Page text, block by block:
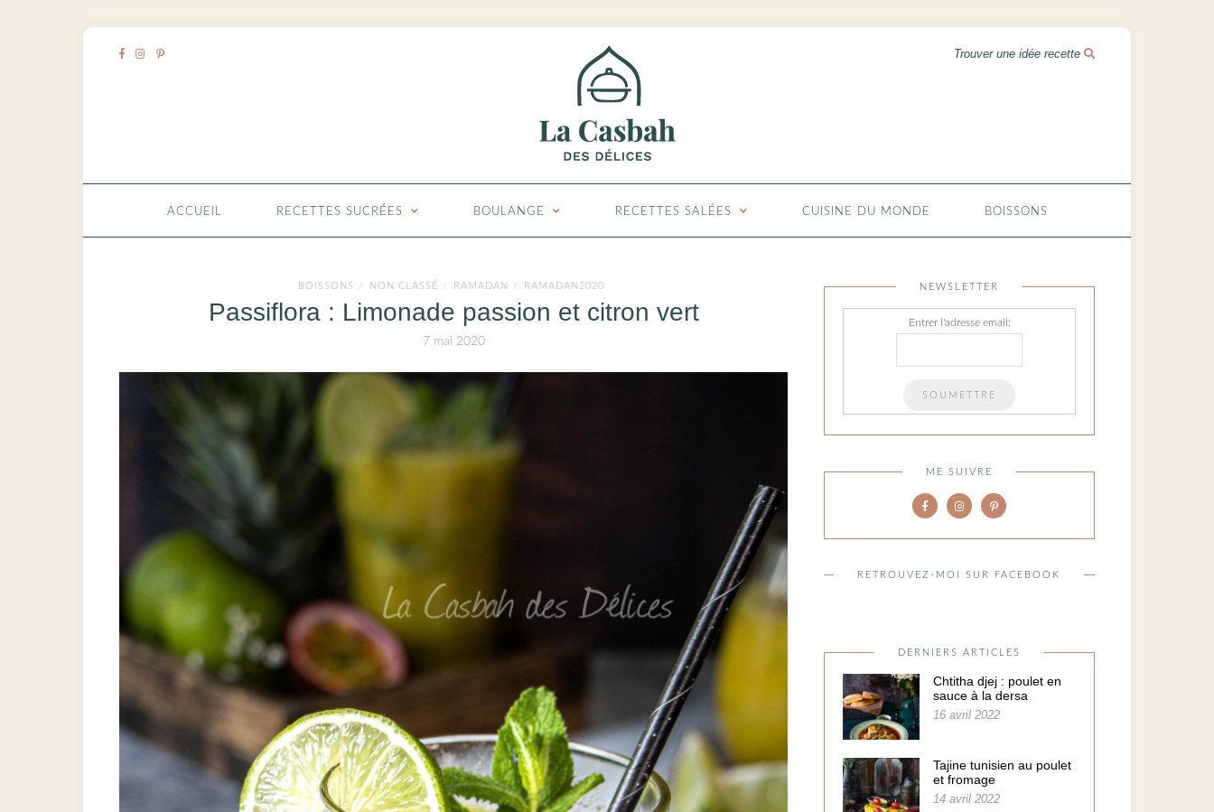
ACCUEIL RECETTES SUCRÉES BOULANGE RECETTES SALÉES CUISINE DU MONDE BOISSONS
BOISSONS / NON CLASSÉ / RAMADAN / RAMADAN2020
Passiflora : Limonade passion et citron vert
7 mai 2020
NEWSLETTER
Entrer l'adresse email:
ME SUIVRE
RETROUVEZ-MOI SUR FACEBOOK
DERNIERS ARTICLES
Chtitha djej : poulet en
sauce à la dersa
16 avril 2022
Tajine tunisien au poulet
et fromage
14 avril 2022